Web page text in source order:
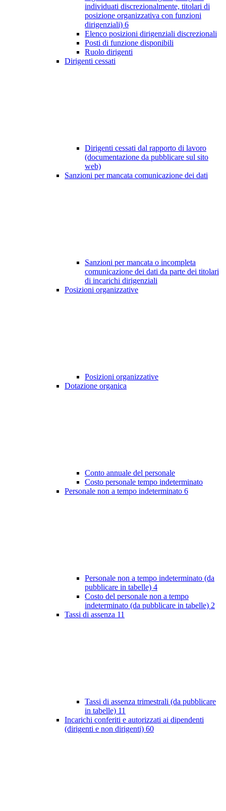
individuati discrezionalmente, titolari di
posizione organizzativa con funzioni
dirigenziali) 6
Elenco posizioni dirigenziali discrezionali
Posti di funzione disponibili
Ruolo dirigenti
Dirigenti cessati
Dirigenti cessati dal rapporto di lavoro
(documentazione da pubblicare sul sito
web)
Sanzioni per mancata comunicazione dei dati
Sanzioni per mancata o incompleta
comunicazione dei dati da parte dei titolari
di incarichi dirigenziali
Posizioni organizzative
Posizioni organizzative
Dotazione organica
Conto annuale del personale
Costo personale tempo indeterminato
Personale non a tempo indeterminato 6
Personale non a tempo indeterminato (da
pubblicare in tabelle) 4
Costo del personale non a tempo
indeterminato (da pubblicare in tabelle) 2
Tassi di assenza 11
Tassi di assenza trimestrali (da pubblicare
in tabelle) 11
Incarichi conferiti e autorizzati ai dipendenti
(dirigenti e non dirigenti) 60